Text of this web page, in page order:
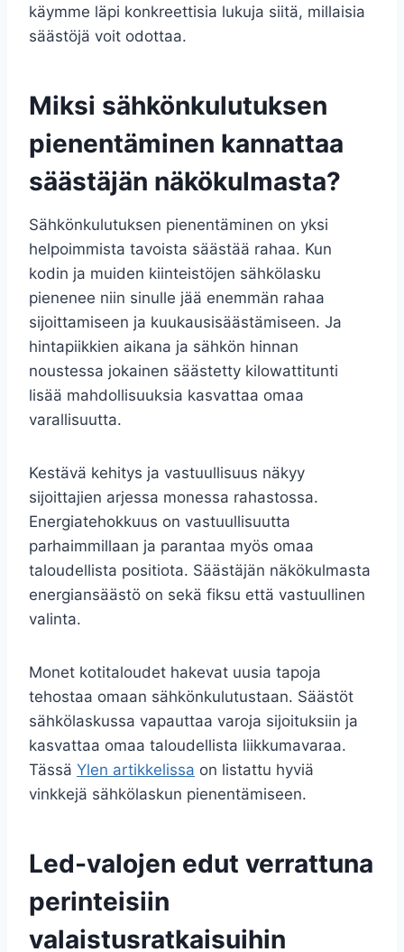
käymme läpi konkreettisia lukuja siitä, millaisia
säästöjä voit odottaa.
Miksi sähkönkulutuksen
pienentäminen kannattaa
säästäjän näkökulmasta?
Sähkönkulutuksen pienentäminen on yksi
helpoimmista tavoista säästää rahaa. Kun
kodin ja muiden kiinteistöjen sähkölasku
pienenee niin sinulle jää enemmän rahaa
sijoittamiseen ja kuukausisäästämiseen. Ja
hintapiikkien aikana ja sähkön hinnan
noustessa jokainen säästetty kilowattitunti
lisää mahdollisuuksia kasvattaa omaa
varallisuutta.
Kestävä kehitys ja vastuullisuus näkyy
sijoittajien arjessa monessa rahastossa.
Energiatehokkuus on vastuullisuutta
parhaimmillaan ja parantaa myös omaa
taloudellista positiota. Säästäjän näkökulmasta
energiansäästö on sekä fiksu että vastuullinen
valinta.
Monet kotitaloudet hakevat uusia tapoja
tehostaa omaan sähkönkulutustaan. Säästöt
sähkölaskussa vapauttaa varoja sijoituksiin ja
kasvattaa omaa taloudellista liikkumavaraa.
Tässä Ylen artikkelissa on listattu hyviä
vinkkejä sähkölaskun pienentämiseen.
Led-valojen edut verrattuna
perinteisiin
valaistusratkaisuihin